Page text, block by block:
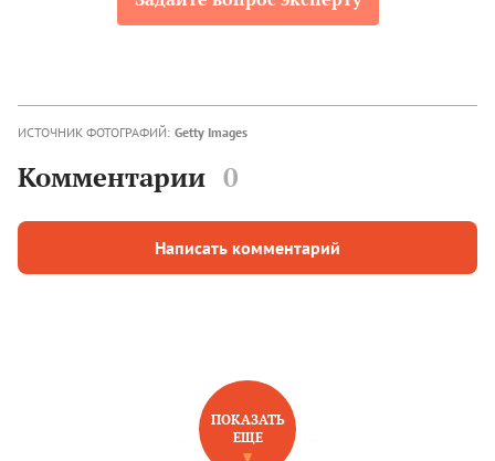
ИСТОЧНИК ФОТОГРАФИЙ: Getty Images
Комментарии 0
Написать комментарий
НОВОЕ НА САЙТЕ
ПОКАЗАТЬ
ЕЩЕ